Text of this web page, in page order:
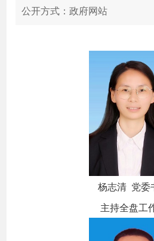
公开方式：政府网站
杨志清 党委
主持全盘工